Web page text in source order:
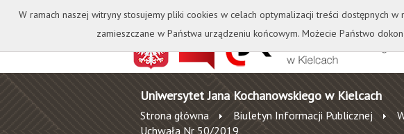
Kontakt Biblioteka Wydawnictwo
Uniwersytet Jana Kochanowskiego w Kielcach
Strona główna Biuletyn Informacji Publicznej
Uchwała Nr 50/2019
W ramach naszej witryny stosujemy pliki cookies w celach optymalizacji treści dostępnych
zamieszczane w Państwa urządzeniu końcowym. Możecie Państwo